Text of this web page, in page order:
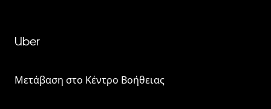
Uber
Μετάβαση στο Κέντρο Βοήθειας